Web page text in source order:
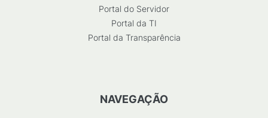
Portal do Servidor
Portal da TI
Portal da Transparência
NAVEGAÇÃO